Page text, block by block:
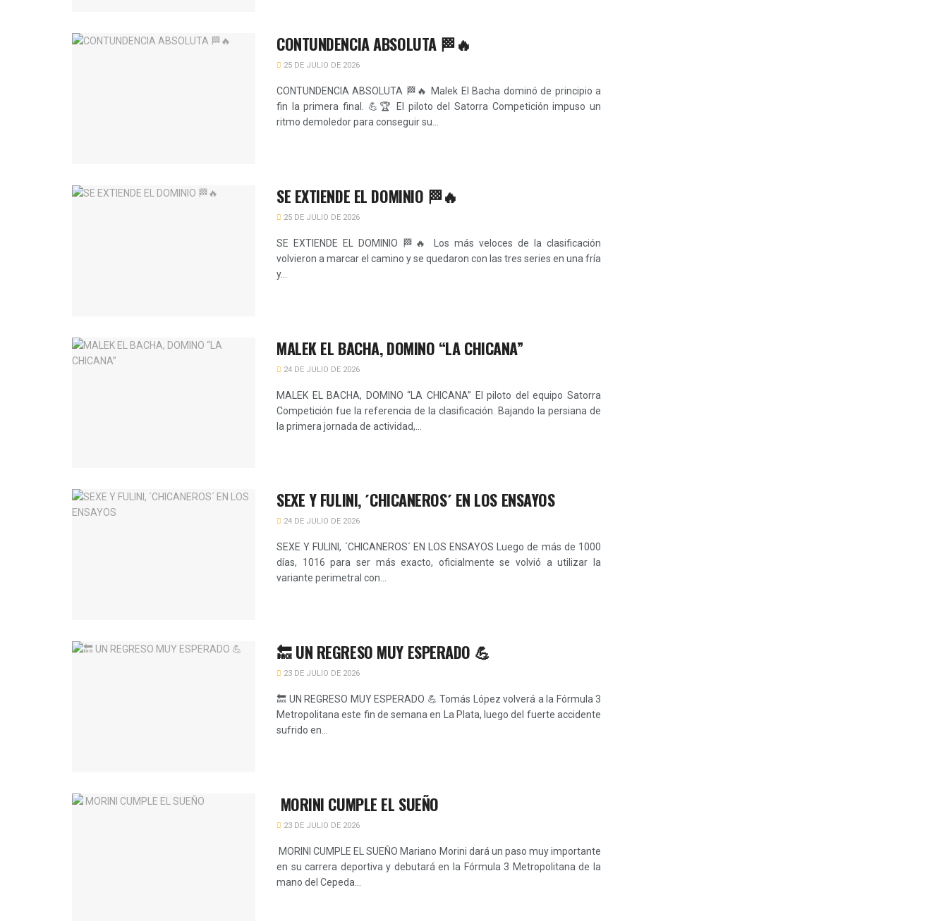
CONTUNDENCIA ABSOLUTA 🏁🔥
25 DE JULIO DE 2026
CONTUNDENCIA ABSOLUTA 🏁🔥 Malek El Bacha dominó de principio a
fin la primera final. 💪🏆 El piloto del Satorra Competición impuso un
ritmo demoledor para conseguir su...
SE EXTIENDE EL DOMINIO 🏁🔥
25 DE JULIO DE 2026
SE EXTIENDE EL DOMINIO 🏁🔥 Los más veloces de la clasificación
volvieron a marcar el camino y se quedaron con las tres series en una fría
y...
MALEK EL BACHA, DOMINO “LA CHICANA”
24 DE JULIO DE 2026
MALEK EL BACHA, DOMINO “LA CHICANA” El piloto del equipo Satorra
Competición fue la referencia de la clasificación. Bajando la persiana de
la primera jornada de actividad,...
SEXE Y FULINI, ´CHICANEROS´ EN LOS ENSAYOS
24 DE JULIO DE 2026
SEXE Y FULINI, ´CHICANEROS´ EN LOS ENSAYOS Luego de más de 1000
días, 1016 para ser más exacto, oficialmente se volvió a utilizar la
variante perimetral con...
🔙 UN REGRESO MUY ESPERADO 💪
23 DE JULIO DE 2026
🔙 UN REGRESO MUY ESPERADO 💪 Tomás López volverá a la Fórmula 3
Metropolitana este fin de semana en La Plata, luego del fuerte accidente
sufrido en...
MORINI CUMPLE EL SUEÑO
23 DE JULIO DE 2026
MORINI CUMPLE EL SUEÑO Mariano Morini dará un paso muy importante
en su carrera deportiva y debutará en la Fórmula 3 Metropolitana de la
mano del Cepeda...